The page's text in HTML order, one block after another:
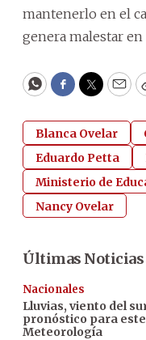
mantenerlo en el
genera malestar
WhatsApp
Facebook
Twitter
Blanca Ovelar
Eduardo Petta
Ministerio de
Nancy Ovelar
Últimas Noticias
Nacionales
Lluvias, viento del
pronóstico para
Meteorología